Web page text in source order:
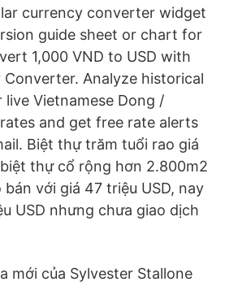
currency converter widget
guide sheet or chart for
1,000 VND to USD with
Analyze historical
Vietnamese Dong /
and get free rate alerts
Biệt thự trăm tuổi rao giá
thự cổ rộng hơn 2.800m2
với giá 47 triệu USD, nay
USD nhưng chưa giao dịch
mới của Sylvester Stallone